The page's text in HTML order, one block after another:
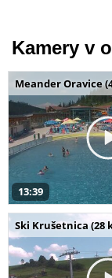
Kamery v
Meander Oravice
13:39
Ski Krušetnica (28